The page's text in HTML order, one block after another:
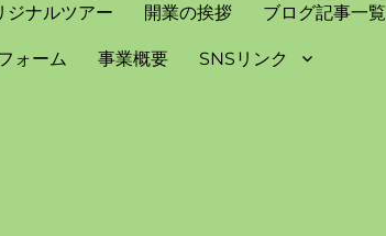
ジナルツアー 開業の挨拶 ブログ記事一覧
ォーム 事業概要 SNSリンク